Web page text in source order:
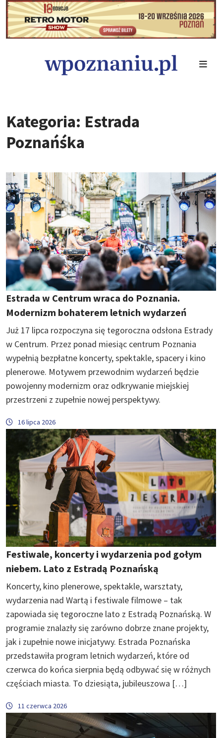
Kategoria: Estrada
Poznańśka
Estrada w Centrum wraca do Poznania.
Modernizm bohaterem letnich wydarzeń
Już 17 lipca rozpoczyna się tegoroczna odsłona Estrady
w Centrum. Przez ponad miesiąc centrum Poznania
wypełnią bezpłatne koncerty, spektakle, spacery i kino
plenerowe. Motywem przewodnim wydarzeń będzie
powojenny modernizm oraz odkrywanie miejskiej
przestrzeni z zupełnie nowej perspektywy.
16 lipca 2026
Festiwale, koncerty i wydarzenia pod gołym
niebem. Lato z Estradą Poznańską
Koncerty, kino plenerowe, spektakle, warsztaty,
wydarzenia nad Wartą i festiwale filmowe – tak
zapowiada się tegoroczne lato z Estradą Poznańską. W
programie znalazły się zarówno dobrze znane projekty,
jak i zupełnie nowe inicjatywy. Estrada Poznańska
przedstawiła program letnich wydarzeń, które od
czerwca do końca sierpnia będą odbywać się w różnych
częściach miasta. To dziesiąta, jubileuszowa […]
11 czerwca 2026